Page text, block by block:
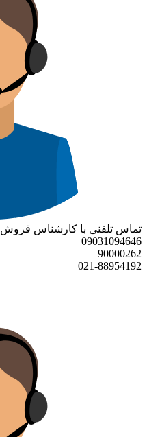
تماس تلفنی با کارشناس فروش
09031094646
90000262
021-88954192